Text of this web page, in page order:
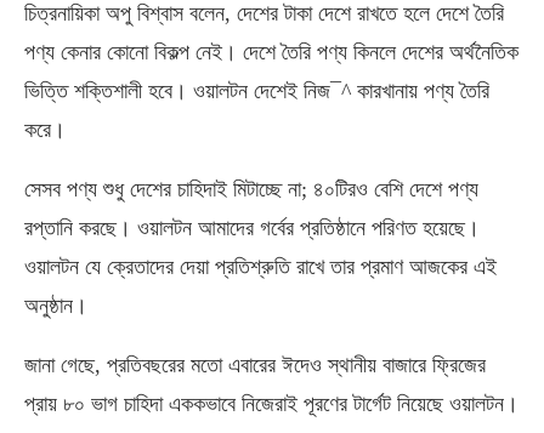
চিত্রনায়িকা অপু বিশ্বাস বলেন, দেশের টাকা দেশে রাখতে হলে দেশে তৈরি
পণ্য কেনার কোনো বিকল্প নেই। দেশে তৈরি পণ্য কিনলে দেশের অর্থনৈতিক
ভিত্তি শক্তিশালী হবে। ওয়ালটন দেশেই নিজ¯^ কারখানায় পণ্য তৈরি
করে।
সেসব পণ্য শুধু দেশের চাহিদাই মিটাচ্ছে না; ৪০টিরও বেশি দেশে পণ্য
রপ্তানি করছে। ওয়ালটন আমাদের গর্বের প্রতিষ্ঠানে পরিণত হয়েছে।
ওয়ালটন যে ক্রেতাদের দেয়া প্রতিশ্রুতি রাখে তার প্রমাণ আজকের এই
অনুষ্ঠান।
জানা গেছে, প্রতিবছরের মতো এবারের ঈদেও স্থানীয় বাজারে ফ্রিজের
প্রায় ৮০ ভাগ চাহিদা এককভাবে নিজেরাই পূরণের টার্গেট নিয়েছে ওয়ালটন।